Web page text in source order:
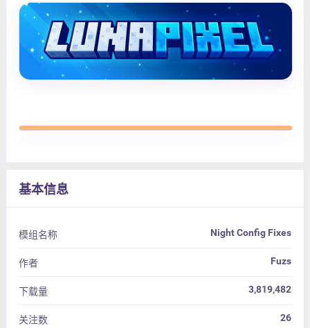
基本信息
模组名称 Night Config Fixes
作者 Fuzs
下载量 3,819,482
关注数 26